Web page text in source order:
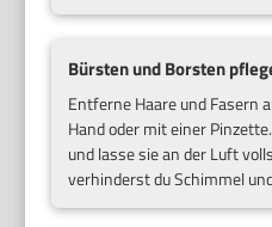
Bürsten und Borsten
Entferne Haare und Fasern
Hand oder mit einer
und lasse sie an der Luft
verhinderst du Schimmel